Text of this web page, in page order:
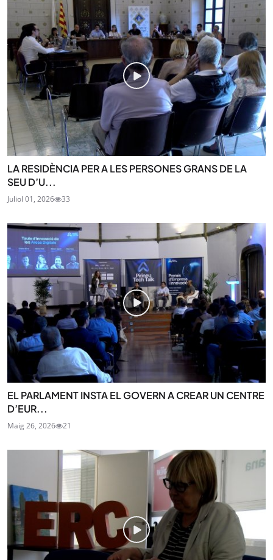
LA RESIDÈNCIA PER A LES PERSONES GRANS DE LA
SEU D’U...
Juliol 01, 2026 33
EL PARLAMENT INSTA EL GOVERN A CREAR UN CENTRE
D’EUR...
Maig 26, 2026 21